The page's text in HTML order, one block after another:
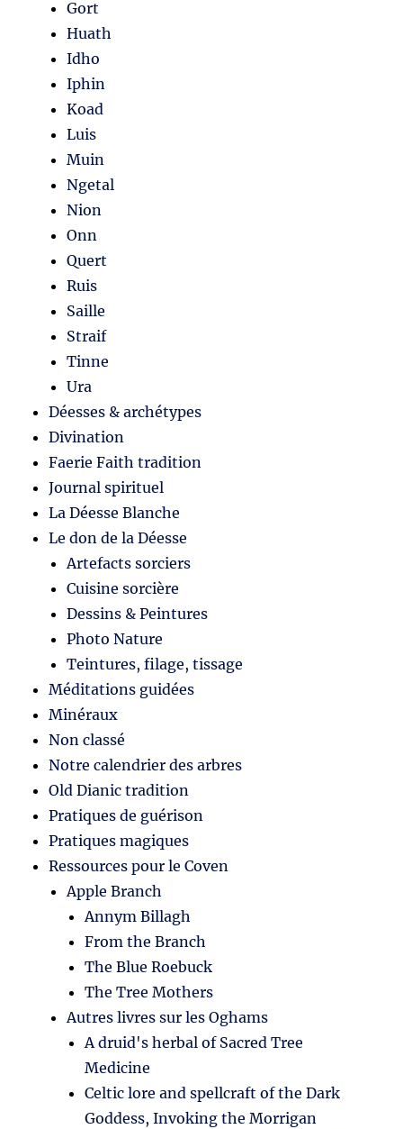
Gort
Huath
Idho
Iphin
Koad
Luis
Muin
Ngetal
Nion
Onn
Quert
Ruis
Saille
Straif
Tinne
Ura
Déesses & archétypes
Divination
Faerie Faith tradition
Journal spirituel
La Déesse Blanche
Le don de la Déesse
Artefacts sorciers
Cuisine sorcière
Dessins & Peintures
Photo Nature
Teintures, filage, tissage
Méditations guidées
Minéraux
Non classé
Notre calendrier des arbres
Old Dianic tradition
Pratiques de guérison
Pratiques magiques
Ressources pour le Coven
Apple Branch
Annym Billagh
From the Branch
The Blue Roebuck
The Tree Mothers
Autres livres sur les Oghams
A druid's herbal of Sacred Tree
Medicine
Celtic lore and spellcraft of the Dark
Goddess, Invoking the Morrigan